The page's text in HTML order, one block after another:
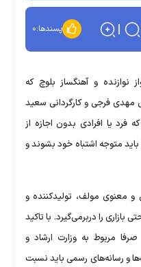
پسندها:۰
نوازنده و آهنگساز بلوچ که
مهدی فرجی و کارگردانی سعید
یا افرادی بدون اجازه از
متوجه اشتباه خود بشوند و
معنوی مولف، تولید‌کننده و
را دربرمی‌گیرد. با تاکید
مربوط به وزارت ارشاد و
و رسانه‌های رسمی باید نسبت